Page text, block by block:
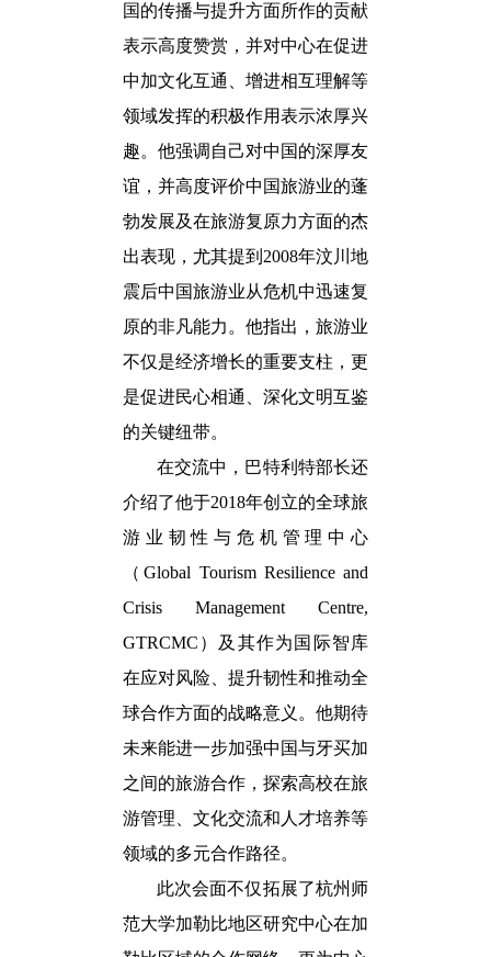
国的传播与提升方面所作的贡献
表示高度赞赏，并对中心在促进
中加文化互通、增进相互理解等
领域发挥的积极作用表示浓厚兴
趣。他强调自己对中国的深厚友
谊，并高度评价中国旅游业的蓬
勃发展及在旅游复原力方面的杰
出表现，尤其提到2008年汶川地
震后中国旅游业从危机中迅速复
原的非凡能力。他指出， 旅游业
不仅是经济增长的重要支柱，更
是促进民心相通、深化文明互鉴
的关键纽带。
在交流中，巴特利特部长还
介绍了他于2018年创立的全球旅
游业韧性与危机管理中心
（Global Tourism Resilience and
Crisis Management Centre,
GTRCMC）及其作为国际智库
在应对风险、提升韧性和推动全
球合作方面的战略意义。 他期待
未来能进一步加强中国与牙买加
之间的旅游合作，探索高校在旅
游管理、文化交流和人才培养等
领域的多元合作路径。
此次会面不仅拓展了杭州师
范大学加勒比地区研究中心在加